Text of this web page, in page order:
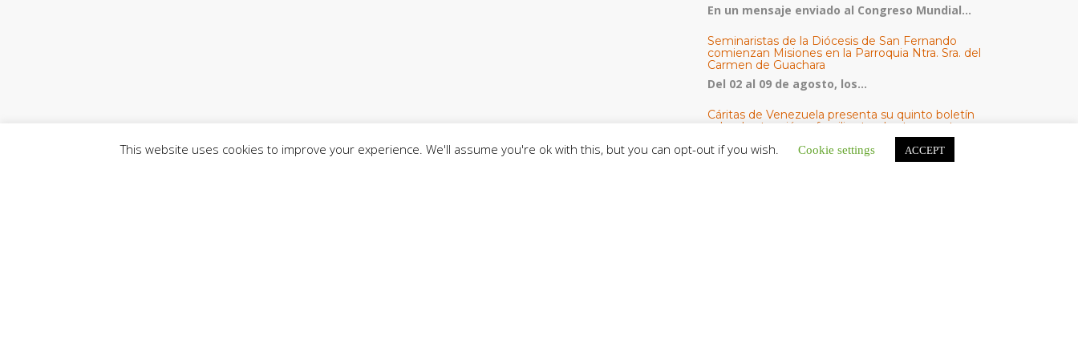
En un mensaje enviado al Congreso Mundial...
Seminaristas de la Diócesis de San Fernando
comienzan Misiones en la Parroquia Ntra. Sra. del
Carmen de Guachara
Del 02 al 09 de agosto, los...
Cáritas de Venezuela presenta su quinto boletín
sobre la atención a familias tras los terremotos
Cáritas de Venezuela publicó este martes 4...
This website uses cookies to improve your experience. We'll assume you're ok with this, but you can opt-out if you wish. Cookie settings ACCEPT